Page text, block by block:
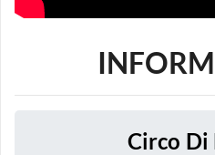
Circo Di